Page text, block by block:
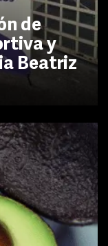
de
y
Beatriz